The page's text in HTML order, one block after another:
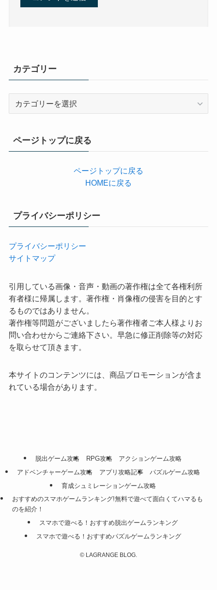
カテゴリー
ページトップに戻る
ページトップに戻る
HOMEに戻る
プライバシーポリシー
プライバシーポリシー
サイトマップ
引用している画像・音声・動画の著作権は全て各権利所
有者様に帰属します。著作権・肖像権の侵害を目的とす
るものではありません。
著作権等問題がございましたら著作権者ご本人様よりお
問い合わせからご連絡下さい。早急に修正削除等の対応
を取らせて頂きます。
本サイトのコンテンツには、商品プロモーションが含ま
れている場合があります。
脱出ゲーム攻略 RPG攻略
アクションゲーム攻略
アドベンチャーゲーム攻略
アプリ攻略記事
パズルゲーム攻略
育成シュミレーションゲーム攻略
おすすめのスマホゲームランキング!無料で遊べて面白くてハマるも
のを紹介！
スマホで遊べる！おすすめ脱出ゲームランキング
スマホで遊べる！おすすめパズルゲームランキング
© LAGRANGE BLOG.